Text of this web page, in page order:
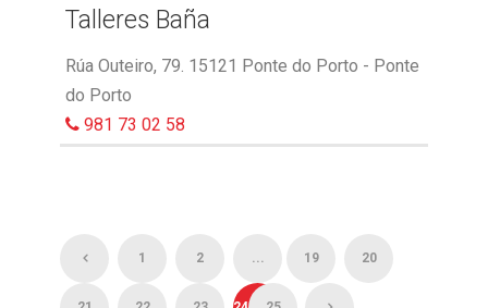
Talleres Baña
Rúa Outeiro, 79. 15121 Ponte do Porto - Ponte
do Porto
981 73 02 58
1 2 ... 19 20